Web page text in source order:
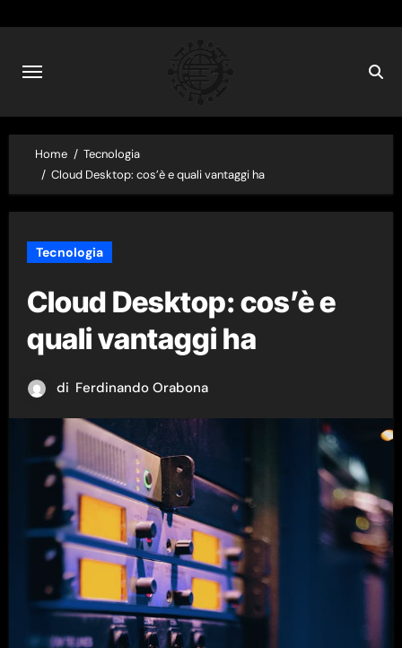
content
Home
Tecnologia
Cloud Desktop: cos’è e quali vantaggi ha
Tecnologia
Cloud Desktop: cos’è e
quali vantaggi ha
di Ferdinando Orabona